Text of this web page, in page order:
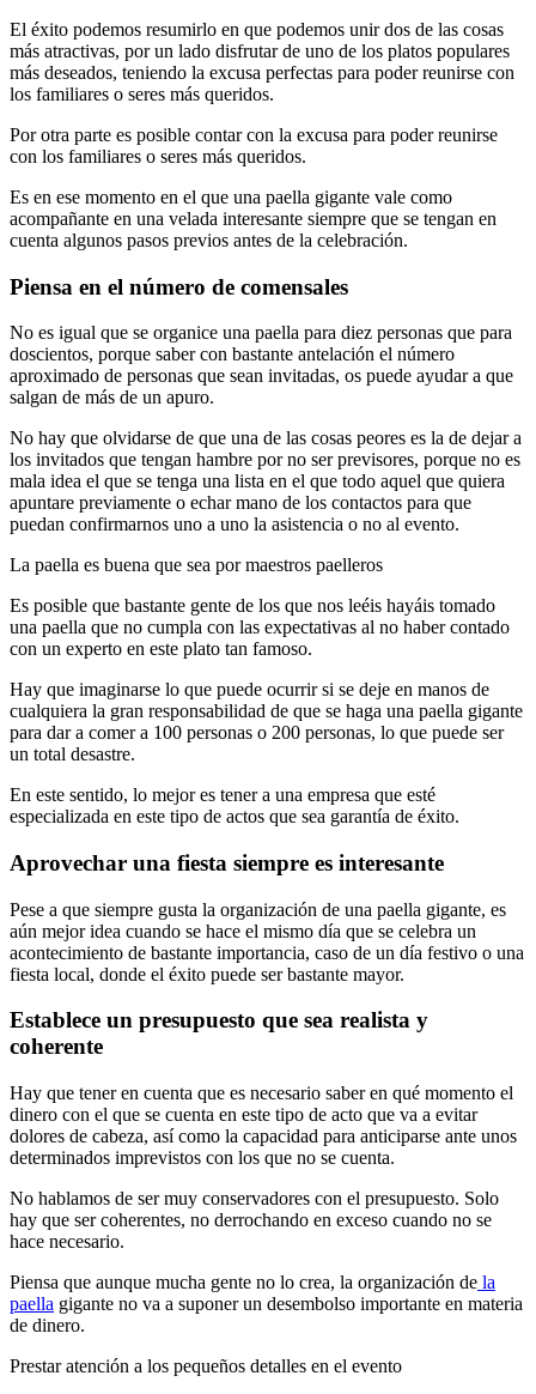
El éxito podemos resumirlo en que podemos unir dos de las cosas
más atractivas, por un lado disfrutar de uno de los platos populares
más deseados, teniendo la excusa perfectas para poder reunirse con
los familiares o seres más queridos.
Por otra parte es posible contar con la excusa para poder reunirse
con los familiares o seres más queridos.
Es en ese momento en el que una paella gigante vale como
acompañante en una velada interesante siempre que se tengan en
cuenta algunos pasos previos antes de la celebración.
Piensa en el número de comensales
No es igual que se organice una paella para diez personas que para
doscientos, porque saber con bastante antelación el número
aproximado de personas que sean invitadas, os puede ayudar a que
salgan de más de un apuro.
No hay que olvidarse de que una de las cosas peores es la de dejar a
los invitados que tengan hambre por no ser previsores, porque no es
mala idea el que se tenga una lista en el que todo aquel que quiera
apuntare previamente o echar mano de los contactos para que
puedan confirmarnos uno a uno la asistencia o no al evento.
La paella es buena que sea por maestros paelleros
Es posible que bastante gente de los que nos leéis hayáis tomado
una paella que no cumpla con las expectativas al no haber contado
con un experto en este plato tan famoso.
Hay que imaginarse lo que puede ocurrir si se deje en manos de
cualquiera la gran responsabilidad de que se haga una paella gigante
para dar a comer a 100 personas o 200 personas, lo que puede ser
un total desastre.
En este sentido, lo mejor es tener a una empresa que esté
especializada en este tipo de actos que sea garantía de éxito.
Aprovechar una fiesta siempre es interesante
Pese a que siempre gusta la organización de una paella gigante, es
aún mejor idea cuando se hace el mismo día que se celebra un
acontecimiento de bastante importancia, caso de un día festivo o una
fiesta local, donde el éxito puede ser bastante mayor.
Establece un presupuesto que sea realista y
coherente
Hay que tener en cuenta que es necesario saber en qué momento el
dinero con el que se cuenta en este tipo de acto que va a evitar
dolores de cabeza, así como la capacidad para anticiparse ante unos
determinados imprevistos con los que no se cuenta.
No hablamos de ser muy conservadores con el presupuesto. Solo
hay que ser coherentes, no derrochando en exceso cuando no se
hace necesario.
Piensa que aunque mucha gente no lo crea, la organización de la
paella gigante no va a suponer un desembolso importante en materia
de dinero.
Prestar atención a los pequeños detalles en el evento